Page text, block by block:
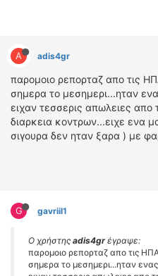
A adis4gr
παρομοιο ρεπορταζ απο τις
σημερα το μεσημερι...ηταν
ειχαν τεσσερις απωλειες απο
διαρκεια κοντρων...ειχε ενα
σιγουρα δεν ηταν ξαρα ) με
G gavriil1
Ο χρήστης adis4gr έγραψε:
παρομοιο ρεπορταζ απο τις
σημερα το μεσημερι...ηταν
CLASSIC
ΑΡΧΕΙΟ ΤΕΥΧΩΝ